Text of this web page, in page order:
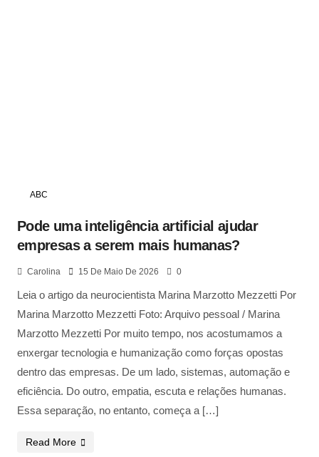
ABC
Pode uma inteligência artificial ajudar
empresas a serem mais humanas?
Carolina 15 De Maio De 2026 0
Leia o artigo da neurocientista Marina Marzotto Mezzetti Por
Marina Marzotto Mezzetti Foto: Arquivo pessoal / Marina
Marzotto Mezzetti Por muito tempo, nos acostumamos a
enxergar tecnologia e humanização como forças opostas
dentro das empresas. De um lado, sistemas, automação e
eficiência. Do outro, empatia, escuta e relações humanas.
Essa separação, no entanto, começa a […]
Read More